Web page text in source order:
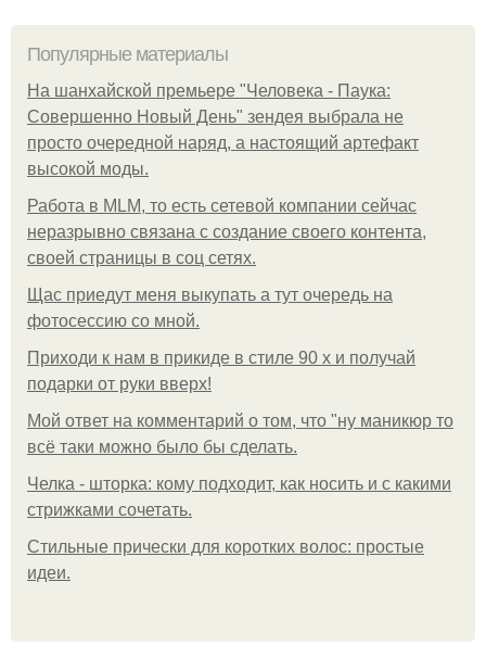
Популярные материалы
На шанхайской премьере "Человека - Паука:
Совершенно Новый День" зендея выбрала не
просто очередной наряд, а настоящий артефакт
высокой моды.
Работа в MLM, то есть сетевой компании сейчас
неразрывно связана с создание своего контента,
своей страницы в соц сетях.
Щас приедут меня выкупать а тут очередь на
фотосессию со мной.
Приходи к нам в прикиде в стиле 90 х и получай
подарки от руки вверх!
Мой ответ на комментарий о том, что "ну маникюр то
всё таки можно было бы сделать.
Челка - шторка: кому подходит, как носить и с какими
стрижками сочетать.
Стильные прически для коротких волос: простые
идеи.